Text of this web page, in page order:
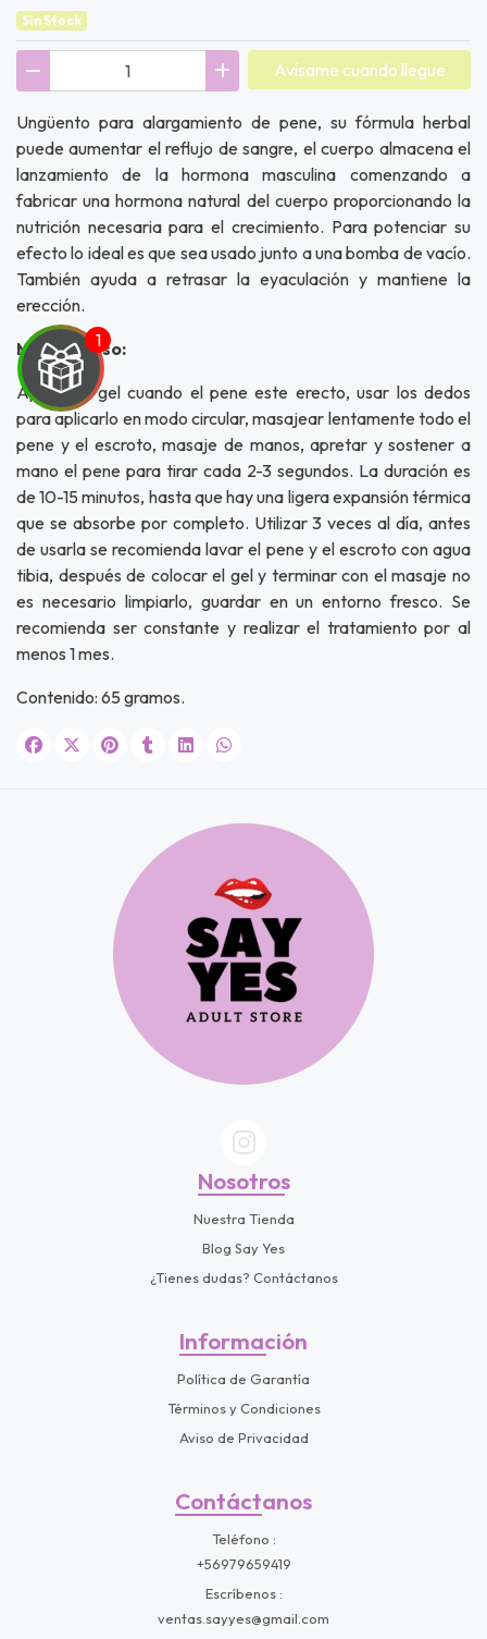
correo y
por
JUGAR
Sin Stock
Avísame cuando llegue
Ungüento para alargamiento de pene, su fórmula herbal
puede aumentar el reflujo de sangre, el cuerpo almacena el
lanzamiento de la hormona masculina comenzando a
fabricar una hormona natural del cuerpo proporcionando la
nutrición necesaria para el crecimiento. Para potenciar su
efecto lo ideal es que sea usado junto a una bomba de vacío.
También ayuda a retrasar la eyaculación y mantiene la
erección.
Modo de uso:
Aplicar el gel cuando el pene este erecto, usar los dedos
para aplicarlo en modo circular, masajear lentamente todo el
pene y el escroto, masaje de manos, apretar y sostener a
mano el pene para tirar cada 2-3 segundos. La duración es
de 10-15 minutos, hasta que hay una ligera expansión térmica
que se absorbe por completo. Utilizar 3 veces al día, antes
de usarla se recomienda lavar el pene y el escroto con agua
tibia, después de colocar el gel y terminar con el masaje no
es necesario limpiarlo, guardar en un entorno fresco. Se
recomienda ser constante y realizar el tratamiento por al
menos 1 mes.
Contenido: 65 gramos.
Nosotros
Nuestra Tienda
Blog Say Yes
¿Tienes dudas? Contáctanos
Información
Política de Garantía
Términos y Condiciones
Aviso de Privacidad
Contáctanos
Teléfono
+56979659419
Escríbenos
ventas.sayyes@gmail.com